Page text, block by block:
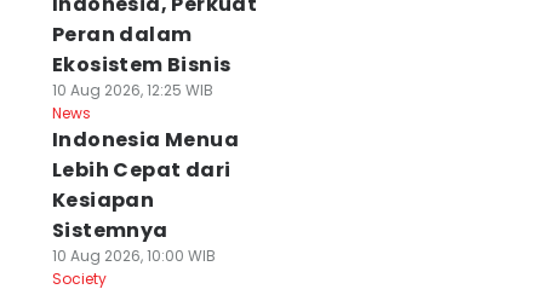
Peran dalam
Ekosistem Bisnis
10 Aug 2026, 12:25 WIB
News
Indonesia Menua
Lebih Cepat dari
Kesiapan
Sistemnya
10 Aug 2026, 10:00 WIB
Society